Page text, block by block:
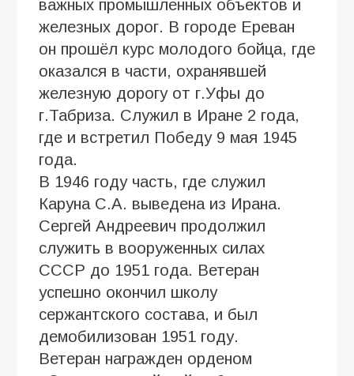
важных промышленных объектов и
железных дорог. В городе Ереван
он прошёл курс молодого бойца, где
оказался в части, охранявшей
железную дорогу от г.Уфы до
г.Табриза. Служил в Иране 2 года,
где и встретил Победу 9 мая 1945
года.
В 1946 году часть, где служил
Каруна С.А. выведена из Ирана.
Сергей Андреевич продолжил
служить в вооруженных силах
СССР до 1951 года. Ветеран
успешно окончил школу
сержантского состава, и был
демобилизован 1951 году.
Ветеран награжден орденом